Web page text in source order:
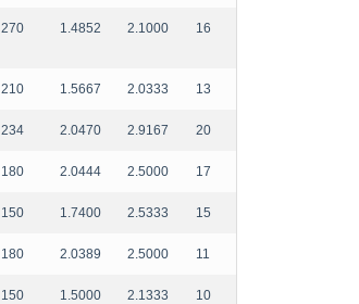
270 1.4852 2.1000 16
210 1.5667 2.0333 13
234 2.0470 2.9167 20
180 2.0444 2.5000 17
150 1.7400 2.5333 15
180 2.0389 2.5000 11
150 1.5000 2.1333 10